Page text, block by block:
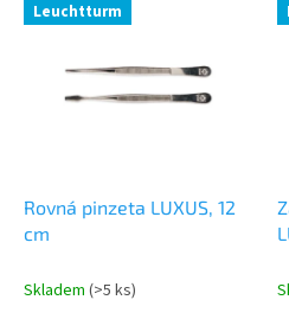
Leuchtturm
Rovná pinzeta LUXUS, 12
cm
Skladem (>5 ks)